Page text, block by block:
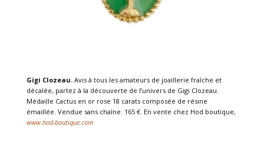
Gigi Clozeau. Avis à tous les amateurs de joaillerie fraîche et
décalée, partez à la découverte de l’univers de Gigi Clozeau.
Médaille Cactus en or rose 18 carats composée de résine
émaillée. Vendue sans chaîne. 165 €. En vente chez Hod boutique,
www.hod-boutique.com